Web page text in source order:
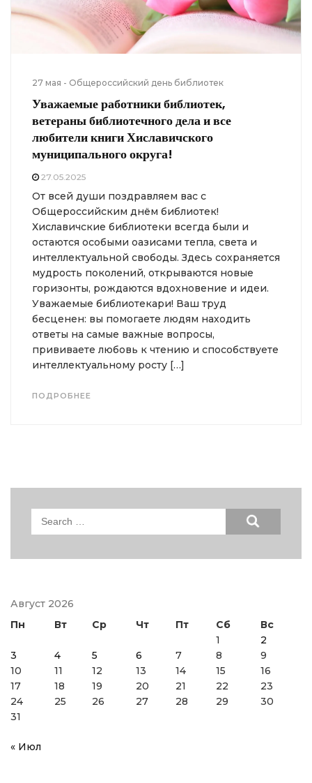
27 мая - Общероссийский день библиотек
Уважаемые работники библиотек,
ветераны библиотечного дела и все
любители книги Хиславичского
муниципального округа!
27.05.2025
От всей души поздравляем вас с
Общероссийским днём библиотек!
Хиславичские библиотеки всегда были и
остаются особыми оазисами тепла, света и
интеллектуальной свободы. Здесь сохраняется
мудрость поколений, открываются новые
горизонты, рождаются вдохновение и идеи.
Уважаемые библиотекари! Ваш труд
бесценен: вы помогаете людям находить
ответы на самые важные вопросы,
прививаете любовь к чтению и способствуете
интеллектуальному росту […]
ПОДРОБНЕЕ
Search
Август 2026
Пн
Вт Ср Чт Пт Сб
Вс
1
2
3
4 5 6 7 8
9
10
11 12 13 14 15
16
17
18 19 20 21 22
23
24
25 26 27 28 29
30
31
« Июл